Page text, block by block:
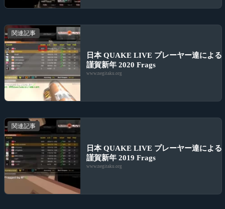
関連記事
日本 QUAKE LIVE プレーヤー達による
謹賀新年 2020 Frags
www.negitaku.org
関連記事
日本 QUAKE LIVE プレーヤー達による
謹賀新年 2019 Frags
www.negitaku.org